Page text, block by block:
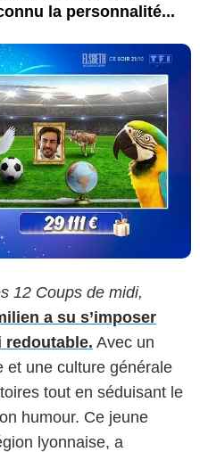
la personnalité...
12 Coups de midi,
a su s’imposer
redoutable. Avec un
et une culture générale
tout en séduisant le
humour. Ce jeune
lyonnaise, a